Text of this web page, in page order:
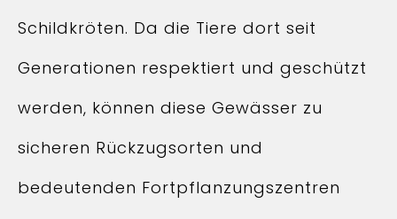
Schildkröten. Da die Tiere dort seit
Generationen respektiert und geschützt
werden, können diese Gewässer zu
sicheren Rückzugsorten und
bedeutenden Fortpflanzungszentren